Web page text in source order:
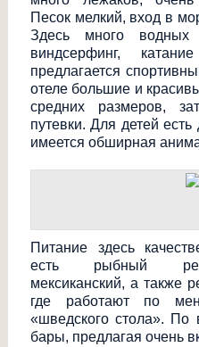
Песок мелкий, вход в
Здесь много водных
виндсерфинг,
предлагается
отеле большие и
средних размеров,
путевки. Для детей
имеется обширная
Питание здесь
есть рыбный
мексиканский, а также
где работают по
«шведского стола». По
бары, предлагая очень